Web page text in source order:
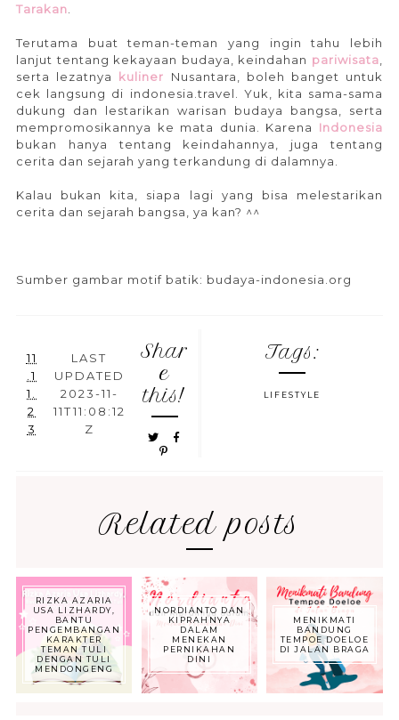
Tarakan.
Terutama buat teman-teman yang ingin tahu lebih
lanjut tentang kekayaan budaya, keindahan pariwisata,
serta lezatnya kuliner Nusantara, boleh banget untuk
cek langsung di indonesia.travel. Yuk, kita sama-sama
dukung dan lestarikan warisan budaya bangsa, serta
mempromosikannya ke mata dunia. Karena Indonesia
bukan hanya tentang keindahannya, juga tentang
cerita dan sejarah yang terkandung di dalamnya.
Kalau bukan kita, siapa lagi yang bisa melestarikan
cerita dan sejarah bangsa, ya kan? ^^
Sumber gambar motif batik: budaya-indonesia.org
11
.1
1.
2
3
LAST
UPDATED
2023-11-
11T11:08:12
Z
Shar
e
this!
Tags:
LIFESTYLE
Related posts
RIZKA AZARIA
USA LIZHARDY,
BANTU
PENGEMBANGAN
KARAKTER
TEMAN TULI
DENGAN TULI
MENDONGENG
NORDIANTO DAN
KIPRAHNYA
DALAM
MENEKAN
PERNIKAHAN
DINI
MENIKMATI
BANDUNG
TEMPOE DOELOE
DI JALAN BRAGA